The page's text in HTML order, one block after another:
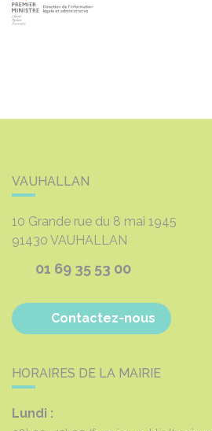
VAUHALLAN
10 Grande rue du 8 mai 1945
91430 VAUHALLAN
01 69 35 53 00
Contactez-nous
HORAIRES DE LA MAIRIE
Lundi :